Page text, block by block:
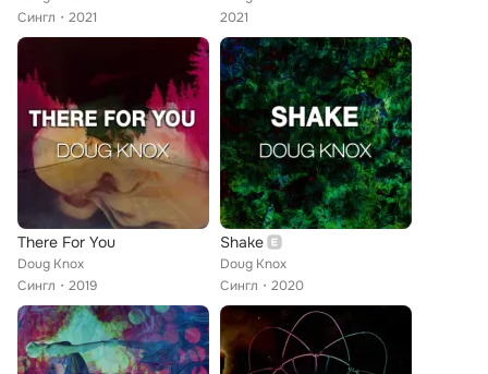
Сингл
2021
2021
There For You
Doug Knox
Сингл
2019
Shake
Doug Knox
Сингл
2020